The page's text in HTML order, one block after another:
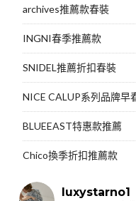
archives推薦款春裝
INGNI春季推薦款
SNIDEL推薦折扣春裝
NICE CALUP系列品牌早
BLUEEAST特惠款推薦
Chico換季折扣推薦款
luxystarno1